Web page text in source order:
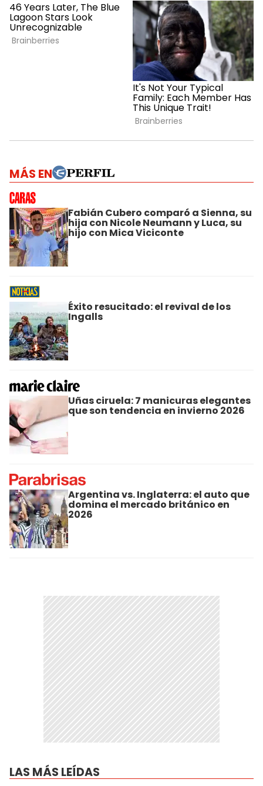
MÁS EN
Fabián Cubero comparó a Sienna, su
hija con Nicole Neumann y Luca, su
hijo con Mica Viciconte
Éxito resucitado: el revival de los
Ingalls
Uñas ciruela: 7 manicuras elegantes
que son tendencia en invierno 2026
Argentina vs. Inglaterra: el auto que
domina el mercado británico en
2026
LAS MÁS LEÍDAS